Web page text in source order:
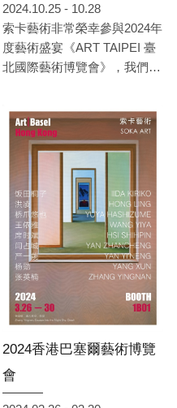
2024.10.25 - 10.28
索卡藝術非常榮幸參與2024年
度藝術盛宴《ART TAIPEI 臺
北國際藝術博覽會》，我們將
位呈現來自英國、日本、韓
國、中國、臺灣共15位藝術家
的精彩創作，展出藝術家包含
: 王小雙、王依雅、吳若昕、
李西西 、李捷、林葆靈、威
廉‧赫曼、洪凌、席時斌、閆
占城、飯田桐子、橋爪悠也、
嚴一能、Kim Sunwoo、
NKSIN
(依姓氏筆畫排列)。本次帶來
的藝術家創作涵括了「直覺意
象」和「非直覺意象」兩部
份，各透露著藝術家的心境與
故事，嚮觀者傳達出不同的當
代藝術語彙。
2024香港巴塞爾藝術博覽
會